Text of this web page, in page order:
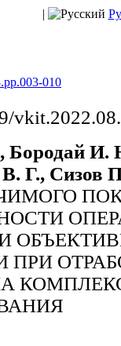
|
010
Бородай
Г., Сизов
ПРИ